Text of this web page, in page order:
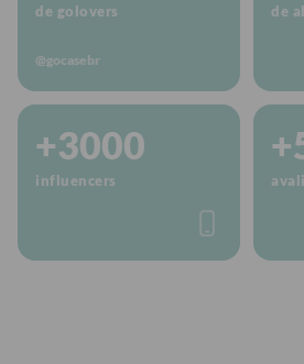
de golovers
@gocasebr
de
+3000
influencers